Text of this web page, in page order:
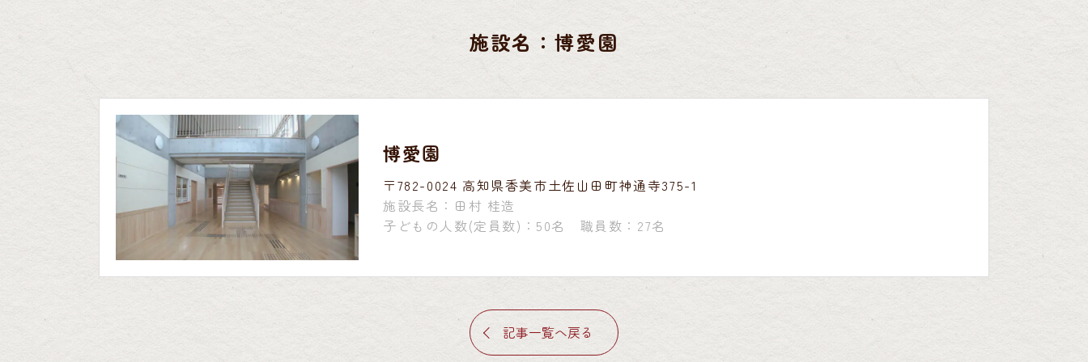
施設名：博愛園
博愛園
〒782-0024 高知県香美市土佐山田町神通寺375-1
施設長名：田村 桂造
子どもの人数(定員数)：50名 職員数：27名
記事一覧へ戻る